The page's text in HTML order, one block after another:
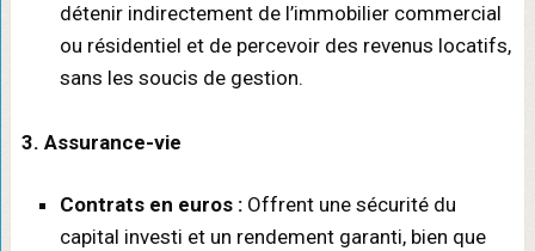
détenir indirectement de l’immobilier commercial
ou résidentiel et de percevoir des revenus locatifs,
sans les soucis de gestion.
3. Assurance-vie
Contrats en euros :Offrent une sécurité du
capital investi et un rendement garanti, bien que